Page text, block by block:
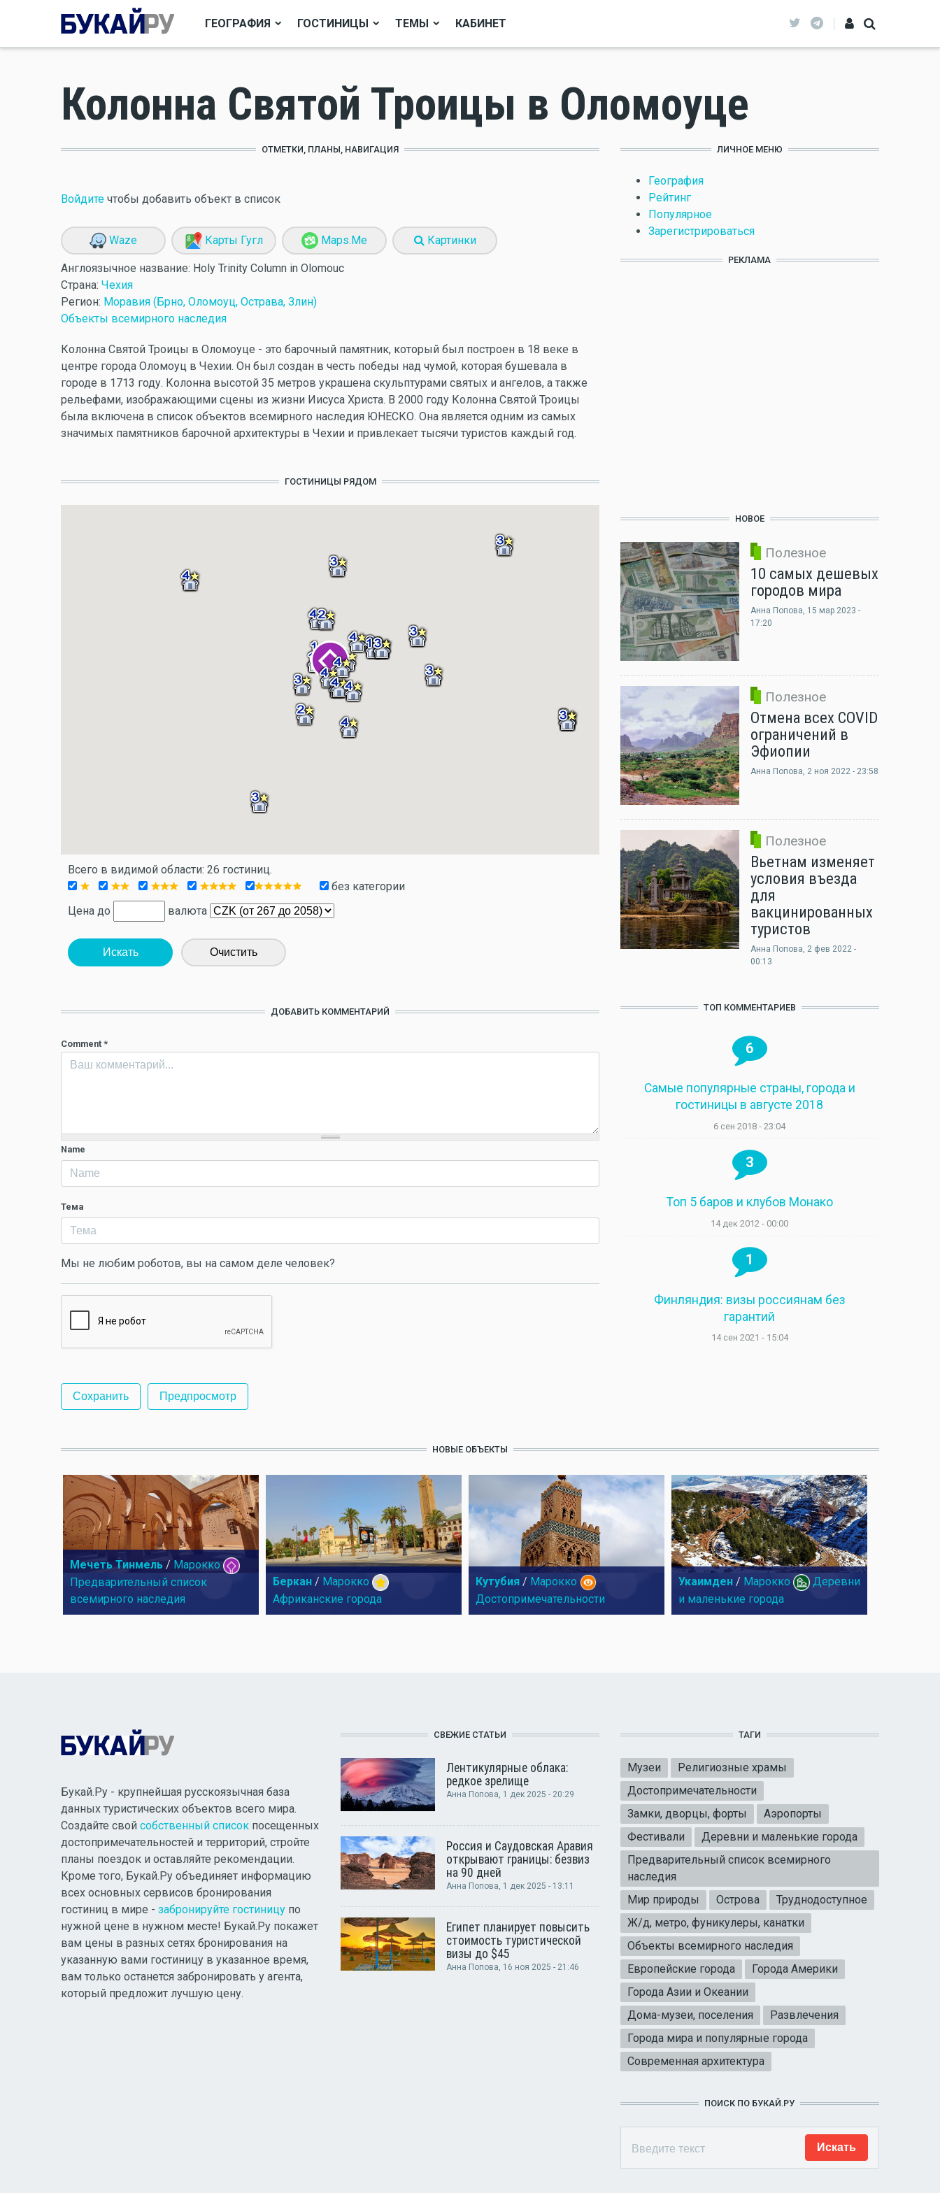
ГЕОГРАФИЯ ГОСТИНИЦЫ ТЕМЫ КАБИНЕТ
Колонна Святой Троицы в Оломоуце
ОТМЕТКИ, ПЛАНЫ, НАВИГАЦИЯ
Войдите чтобы добавить объект в список
Waze Карты Гугл Maps.Me Картинки
Англоязычное название: Holy Trinity Column in Olomouc
Страна: Чехия
Регион: Моравия (Брно, Оломоуц, Острава, Злин)
Объекты всемирного наследия
Колонна Святой Троицы в Оломоуце - это барочный памятник, который был построен в 18 веке в
центре города Оломоуц в Чехии. Он был создан в честь победы над чумой, которая бушевала в
городе в 1713 году. Колонна высотой 35 метров украшена скульптурами святых и ангелов, а также
рельефами, изображающими сцены из жизни Иисуса Христа. В 2000 году Колонна Святой Троицы
была включена в список объектов всемирного наследия ЮНЕСКО. Она является одним из самых
значимых памятников барочной архитектуры в Чехии и привлекает тысячи туристов каждый год.
ГОСТИНИЦЫ РЯДОМ
Всего в видимой области: 26 гостиниц.
без категории
Цена до
валюта
Искать Очистить
ДОБАВИТЬ КОММЕНТАРИЙ
Comment *
Name
Тема
Мы не любим роботов, вы на самом деле человек?
ЛИЧНОЕ МЕНЮ
География
Рейтинг
Популярное
Зарегистрироваться
РЕКЛАМА
НОВОЕ
Полезное
10 самых дешевых
городов мира
Анна Попова, 15 мар 2023 -
17:20
Полезное
Отмена всех COVID
ограничений в
Эфиопии
Анна Попова, 2 ноя 2022 - 23:58
Полезное
Вьетнам изменяет
условия въезда
для
вакцинированных
туристов
Анна Попова, 2 фев 2022 -
00:13
ТОП КОММЕНТАРИЕВ
6
Самые популярные страны, города и
гостиницы в августе 2018
6 сен 2018 - 23:04
3
Топ 5 баров и клубов Монако
14 дек 2012 - 00:00
1
Финляндия: визы россиянам без
гарантий
14 сен 2021 - 15:04
НОВЫЕ ОБЪЕКТЫ
Мечеть Тинмель / Марокко
Предварительный список
всемирного наследия
Беркан / Марокко
Африканские города
Кутубия / Марокко
Достопримечательности
Укаимден / Марокко
Деревни
и маленькие города
Букай.Ру - крупнейшая русскоязычная база
данных туристических объектов всего мира.
Создайте свой собственный список посещенных
достопримечательностей и территорий, стройте
планы поездок и оставляйте рекомендации.
Кроме того, Букай.Ру объединяет информацию
всех основных сервисов бронирования
гостиниц в мире - забронируйте гостиницу по
нужной цене в нужном месте! Букай.Ру покажет
вам цены в разных сетях бронирования на
указанную вами гостиницу в указанное время,
вам только останется забронировать у агента,
который предложит лучшую цену.
СВЕЖИЕ СТАТЬИ
Лентикулярные облака:
редкое зрелище
Анна Попова, 1 дек 2025 - 20:29
Россия и Саудовская Аравия
открывают границы: безвиз
на 90 дней
Анна Попова, 1 дек 2025 - 13:11
Египет планирует повысить
стоимость туристической
визы до $45
Анна Попова, 16 ноя 2025 - 21:46
ТАГИ
Музеи
Религиозные храмы
Достопримечательности
Замки, дворцы, форты
Аэропорты
Фестивали
Деревни и маленькие города
Предварительный список всемирного
наследия
Мир природы
Острова
Труднодоступное
Ж/д, метро, фуникулеры, канатки
Объекты всемирного наследия
Европейские города
Города Америки
Города Азии и Океании
Дома-музеи, поселения
Развлечения
Города мира и популярные города
Современная архитектура
ПОИСК ПО БУКАЙ.РУ